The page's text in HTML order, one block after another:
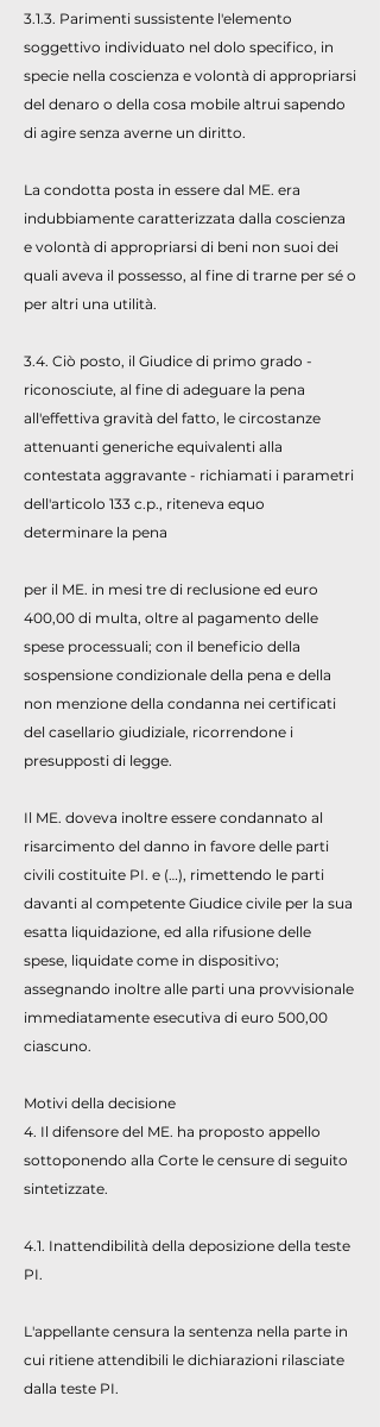
3.1.3. Parimenti sussistente l'elemento
soggettivo individuato nel dolo specifico, in
specie nella coscienza e volontà di appropriarsi
del denaro o della cosa mobile altrui sapendo
di agire senza averne un diritto.
La condotta posta in essere dal ME. era
indubbiamente caratterizzata dalla coscienza
e volontà di appropriarsi di beni non suoi dei
quali aveva il possesso, al fine di trarne per sé o
per altri una utilità.
3.4. Ciò posto, il Giudice di primo grado -
riconosciute, al fine di adeguare la pena
all'effettiva gravità del fatto, le circostanze
attenuanti generiche equivalenti alla
contestata aggravante - richiamati i parametri
dell'articolo 133 c.p., riteneva equo
determinare la pena
per il ME. in mesi tre di reclusione ed euro
400,00 di multa, oltre al pagamento delle
spese processuali; con il beneficio della
sospensione condizionale della pena e della
non menzione della condanna nei certificati
del casellario giudiziale, ricorrendone i
presupposti di legge.
Il ME. doveva inoltre essere condannato al
risarcimento del danno in favore delle parti
civili costituite PI. e (…), rimettendo le parti
davanti al competente Giudice civile per la sua
esatta liquidazione, ed alla rifusione delle
spese, liquidate come in dispositivo;
assegnando inoltre alle parti una provvisionale
immediatamente esecutiva di euro 500,00
ciascuno.
Motivi della decisione
4. Il difensore del ME. ha proposto appello
sottoponendo alla Corte le censure di seguito
sintetizzate.
4.1. Inattendibilità della deposizione della teste
PI.
L'appellante censura la sentenza nella parte in
cui ritiene attendibili le dichiarazioni rilasciate
dalla teste PI.